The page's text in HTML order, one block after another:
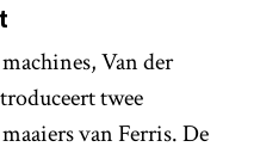
Van der
twee
van Ferris. De